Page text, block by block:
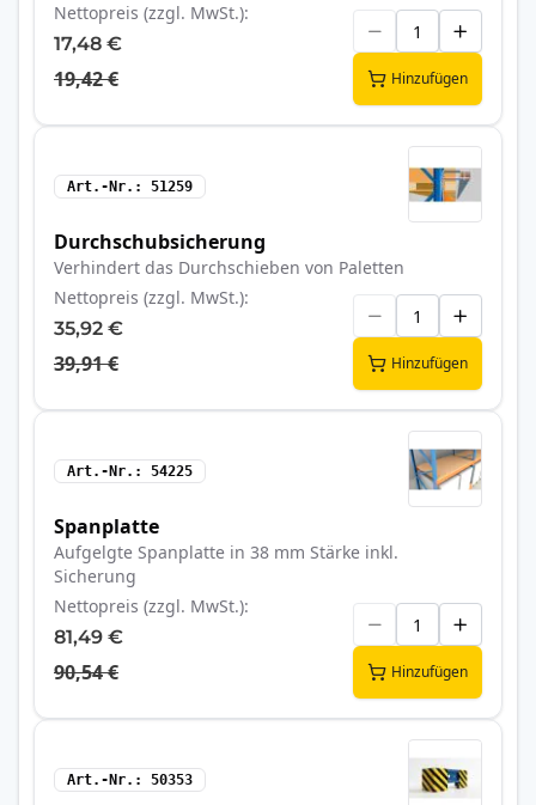
Nettopreis (zzgl. MwSt.)
17,48 €
19,42 € Hinzufügen
Art.-Nr. 51259
Durchschubsicherung
Verhindert das Durchschieben von Paletten
Nettopreis (zzgl. MwSt.)
35,92 €
39,91 € Hinzufügen
Art.-Nr. 54225
Spanplatte
Aufgelgte Spanplatte in 38 mm Stärke inkl.
Sicherung
Nettopreis (zzgl. MwSt.)
81,49 €
90,54 € Hinzufügen
Art.-Nr. 50353